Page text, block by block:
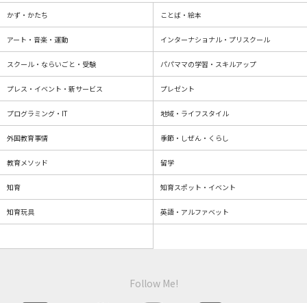
かず・かたち ことば・絵本
アート・音楽・運動 インターナショナル・プリスクール
スクール・ならいごと・受験 パパママの学習・スキルアップ
プレス・イベント・新サービス プレゼント
プログラミング・IT 地域・ライフスタイル
外国教育事情 季節・しぜん・くらし
教育メソッド 留学
知育 知育スポット・イベント
知育玩具 英語・アルファベット
Follow Me!